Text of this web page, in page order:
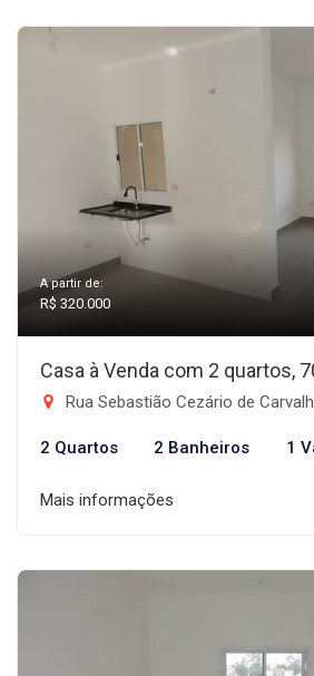
A partir de:
R$ 320.000
Casa à Venda com 2 quartos,
Rua Sebastião Cezário de Carvalho -
2 Quartos 2 Banheiros 1
Mais informações